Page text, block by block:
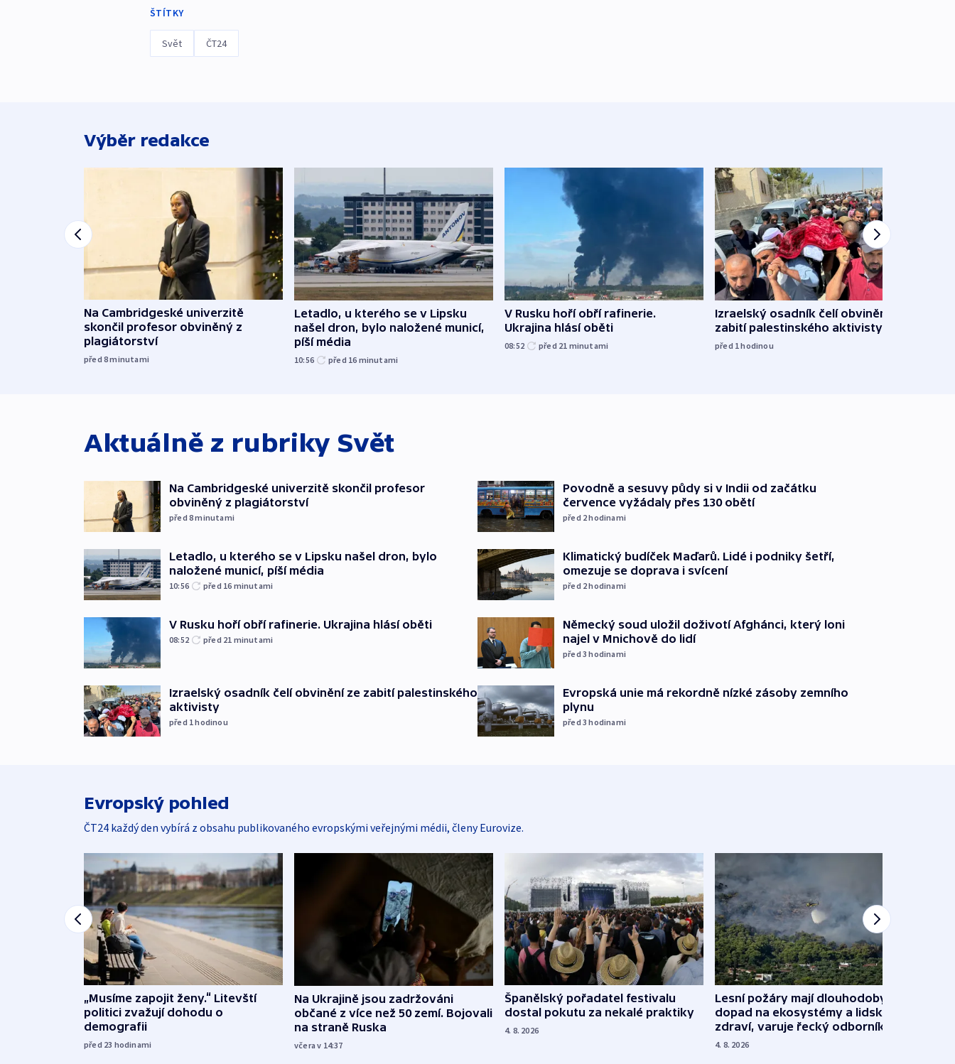
ŠTÍTKY
Svět ČT24
Výběr redakce
Na Cambridgeské univerzitě
skončil profesor obviněný z
plagiátorství
před 8minutami
Letadlo, u kterého se v Lipsku
našel dron, bylo naložené municí,
píší média
10:56 před 16 minutami
V Rusku hoří obří rafinerie.
Ukrajina hlásí oběti
08:52 před 21 minutami
Izraelský osadník čelí obvinění ze
zabití palestinského aktivisty
před 1hodinou
Aktuálně z rubriky Svět
Na Cambridgeské univerzitě skončil profesor
obviněný z plagiátorství
před 8minutami
Letadlo, u kterého se v Lipsku našel dron, bylo
naložené municí, píší média
10:56 před 16 minutami
V Rusku hoří obří rafinerie. Ukrajina hlásí oběti
08:52 před 21 minutami
Izraelský osadník čelí obvinění ze zabití palestinského
aktivisty
před 1hodinou
Povodně a sesuvy půdy si v Indii od začátku
července vyžádaly přes 130 obětí
před 2hodinami
Klimatický budíček Maďarů. Lidé i podniky šetří,
omezuje se doprava i svícení
před 2hodinami
Německý soud uložil doživotí Afghánci, který loni
najel v Mnichově do lidí
před 3hodinami
Evropská unie má rekordně nízké zásoby zemního
plynu
před 3hodinami
Evropský pohled
ČT24 každý den vybírá z obsahu publikovaného evropskými veřejnými médii, členy Eurovize.
„Musíme zapojit ženy.“ Litevští
politici zvažují dohodu o
demografii
před 23 hodinami
Na Ukrajině jsou zadržováni
občané z více než 50 zemí. Bojovali
na straně Ruska
včera v 14:37
Španělský pořadatel festivalu
dostal pokutu za nekalé praktiky
4. 8. 2026
Lesní požáry mají dlouhodobý
dopad na ekosystémy a lidské
zdraví, varuje řecký odborník
4. 8. 2026